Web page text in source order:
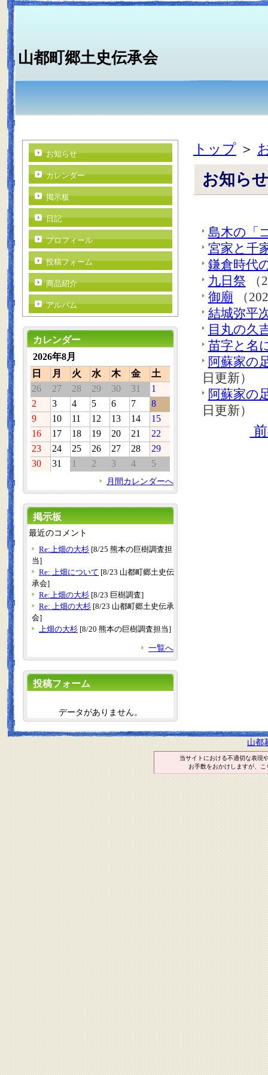
山都町郷土史伝承会
トップ＞
お知ら
島木の「
宮家と千
鎌倉時代
九日祭 （
御廟 （
結城弥平
目丸の久
苗字と名
阿蘇家の
日更新）
阿蘇家の
日更新）
お知らせ
カレンダー
掲示板
日記
プロフィール
投稿フォーム
商品紹介
アルバム
カレンダー
2026年8月
日
月 火 水 木 金
土
26
27 28 29 30 31
1
2
3 4 5 6 7
8
9
10 11 12 13 14
15
16
17 18 19 20 21
22
23
24 25 26 27 28
29
30
31 1 2 3 4 5
月間カレンダーへ
掲示板
最近のコメント
Re:上畑の大杉 [8/25 熊本の巨樹調査担
当]
Re: 上畑について [8/23 山都町郷土史伝
承会]
Re:上畑の大杉 [8/23 巨樹調査]
Re: 上畑の大杉 [8/23 山都町郷土史伝承
会]
上畑の大杉 [8/20 熊本の巨樹調査担当]
一覧へ
投稿フォーム
データがありません。
山都
当サイトにおける不適切な表現
お手数をおかけしますが、こ